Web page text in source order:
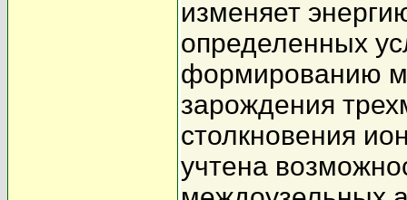
изменяет
определенных
формированию
зарождения
столкновения
учтена